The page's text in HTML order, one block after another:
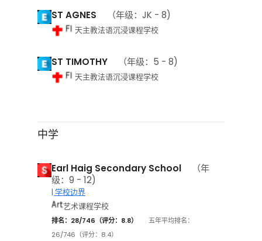
ST AGNES （年级：JK - 8)
天主教法语沉浸课程学校
ST TIMOTHY （年级：5 - 8)
天主教法语沉浸课程学校
中学
Earl Haig Secondary School
（年
级：9 - 12)
| 学校边界
艺术课程学校
排名：28/746（评分：8.8）
五年平均排名：
26/746（评分：8.4）